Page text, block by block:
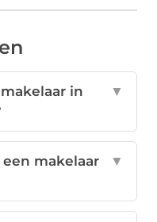
in
▼
makelaar
▼